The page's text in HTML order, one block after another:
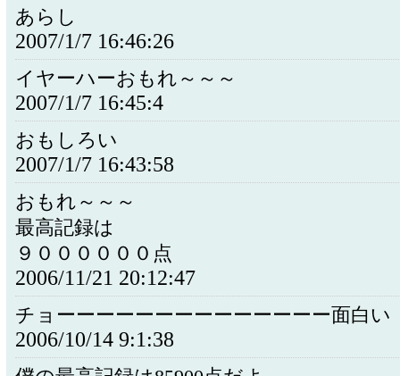
あらし
2007/1/7 16:46:26
イヤーハーおもれ～～～
2007/1/7 16:45:4
おもしろい
2007/1/7 16:43:58
おもれ～～～
最高記録は
９００００００点
2006/11/21 20:12:47
チョーーーーーーーーーーーーーー面白い
2006/10/14 9:1:38